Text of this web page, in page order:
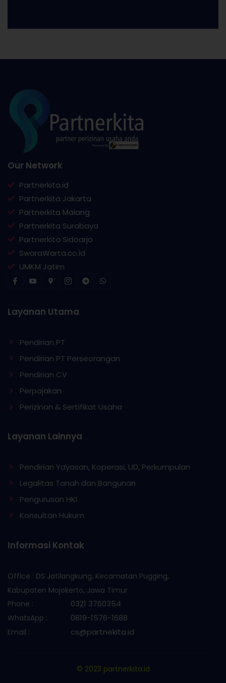
Our Network
Partnerkita.id
Partnerkita Jakarta
Partnerkita Malang
Partnerkita Surabaya
Partnerkita Sidoarjo
SwaraWarta.co.id
UMKM Jatim
Layanan Utama
Pendirian PT
Pendirian PT Perseorangan
Pendirian CV
Perpajakan
Perizinan & Sertifikat Usaha
Layanan Lainnya
Pendirian Yayasan, Koperasi, UD, Perkumpulan
Legalitas Tanah dan Bangunan
Pengurusan HKI
Konsultan Hukum
Informasi Kontak
Office : DS Jatilangkung, Kecamatan Pugging,
Kabupaten Mojokerto, Jawa Timur
Phone :
0321 3760354
WhatsApp : 0819-1576-1688
Email : cs@partnekita.id
© 2023 partnerkita.id